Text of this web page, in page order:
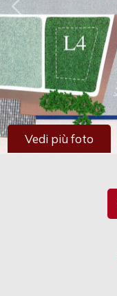
Vedi più foto
Scegli
dove
cercare
Provincia
Comune